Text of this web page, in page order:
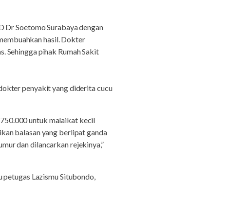
Dr Soetomo Surabaya dengan
hasil. Dokter
Sehingga pihak Rumah Sakit
penyakit yang diderita cucu
750.000 untuk malaikat kecil
balasan yang berlipat ganda
dan dilancarkan rejekinya,”
petugas Lazismu Situbondo,